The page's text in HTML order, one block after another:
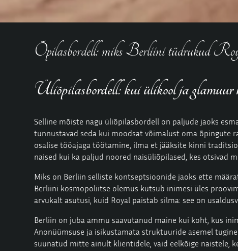
Õpilasbordell: miks Berliini tüdrukud
Üliõpilasbordell: kui ülikool ja glamuur
Selline mõiste nagu üliõpilasbordell on paljude jaoks
tunnustavad seda kui moodsat võimalust oma õpingute
osalise tööajaga töötamine, ilma et jääksite kinni
naised kui ka paljud noored naisüliõpilased, kes otsivad
Miks on Berliin selliste kontseptsioonide jaoks ette
Berliini kosmopoliitse olemus kutsub inimesi üles
arvukalt asutusi, kuid Royal paistab silma: see on
Berliin on juba ammu saavutanud maine kui koht, kus
Anonüümsuse ja isikustamata struktuuride asemel
suunatud mitte ainult klientidele, vaid eelkõige naistele,